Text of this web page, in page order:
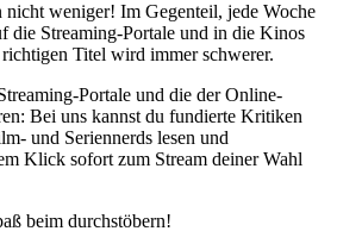
nicht weniger! Im Gegenteil, jede Woche
die Streaming-Portale und in die Kinos
Titel wird immer schwerer.
Portale und die der Online-
Bei uns kannst du fundierte Kritiken
und Seriennerds lesen und
Klick sofort zum Stream deiner Wahl
beim durchstöbern!